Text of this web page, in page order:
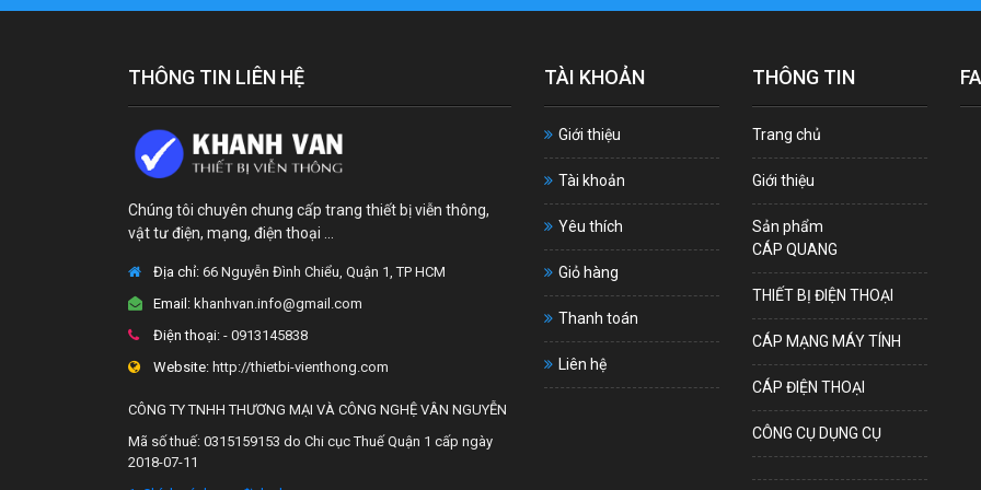
THÔNG TIN LIÊN HỆ
Chúng tôi chuyên chung cấp trang thiết bị viễn thông,
vật tư điện, mạng, điện thoại ...
Địa chỉ: 66 Nguyễn Đình Chiểu, Quận 1, TP HCM
Email: khanhvan.info@gmail.com
Điện thoại: - 0913145838
Website: http://thietbi-vienthong.com
CÔNG TY TNHH THƯƠNG MẠI VÀ CÔNG NGHỆ VÂN NGUYỄN
Mã số thuế: 0315159153 do Chi cục Thuế Quận 1 cấp ngày
2018-07-11
TÀI KHOẢN
Giới thiệu
Tài khoản
Yêu thích
Giỏ hàng
Thanh toán
Liên hệ
THÔNG TIN
Trang chủ
Giới thiệu
Sản phẩm
CÁP QUANG
THIẾT BỊ ĐIỆN THOẠI
CÁP MẠNG MÁY TÍNH
CÁP ĐIỆN THOẠI
CÔNG CỤ DỤNG CỤ